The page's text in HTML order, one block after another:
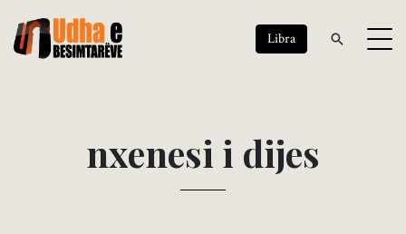
Libra
nxenesi i dijes